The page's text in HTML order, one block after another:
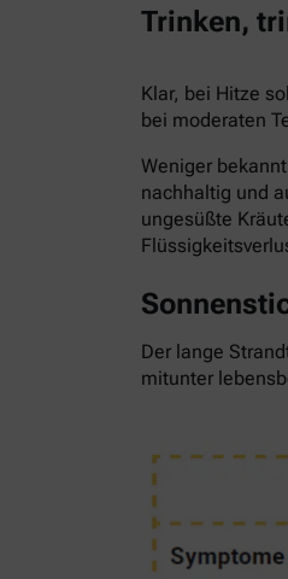
Trinken,
Klar, bei Hitze
bei moderaten
Weniger
nachhaltig und
ungesüßte
Der lange
mitunter